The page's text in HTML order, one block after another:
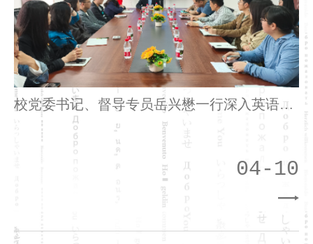
校党委书记、督导专员岳兴懋一行深入英语学
院调研指导本科教学工作合格评估
04-10